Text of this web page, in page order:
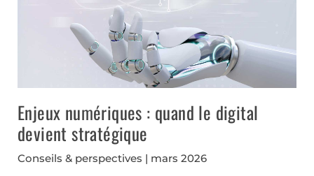
Enjeux numériques : quand le digital
devient stratégique
Conseils & perspectives mars 2026